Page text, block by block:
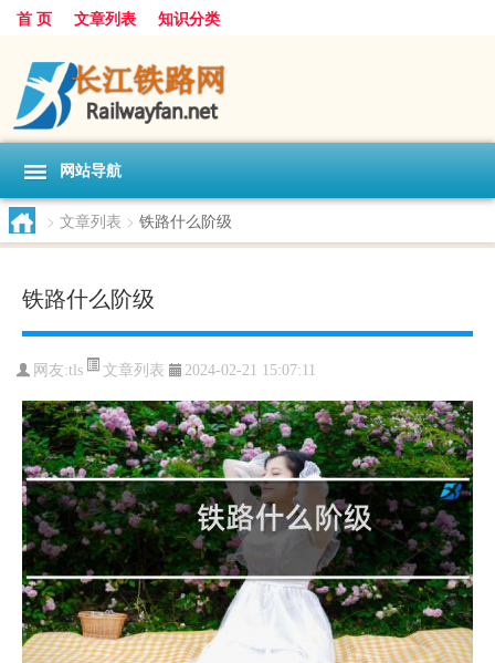
首 页 文章列表 知识分类
网站导航
> 文章列表 > 铁路什么阶级
铁路什么阶级
网友:tls 文章列表 2024-02-21 15:07:11